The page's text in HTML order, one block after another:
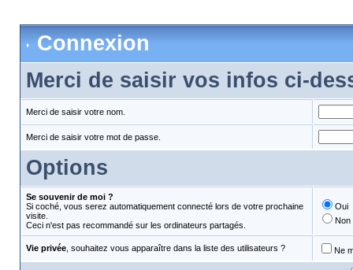
Connexion
Merci de saisir vos infos ci-
Merci de saisir votre nom.
Merci de saisir votre mot de passe.
Options
Se souvenir de moi ?
Si coché, vous serez automatiquement connecté lors de votre prochaine
visite.
Ceci n'est pas recommandé sur les ordinateurs partagés.
Oui
Non
Vie privée, souhaitez vous apparaître dans la liste des utilisateurs ? Ne